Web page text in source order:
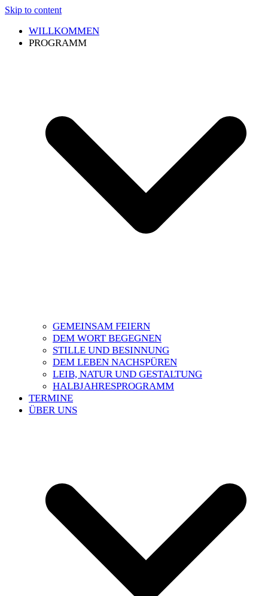
Skip to content
WILLKOMMEN
PROGRAMM
GEMEINSAM FEIERN
DEM WORT BEGEGNEN
STILLE UND BESINNUNG
DEM LEBEN NACHSPÜREN
LEIB, NATUR UND GESTALTUNG
HALBJAHRESPROGRAMM
TERMINE
ÜBER UNS